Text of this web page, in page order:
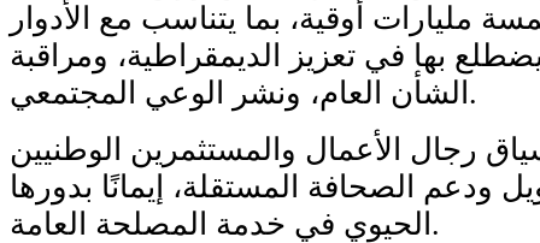
مليارات أوقية، بما يتناسب مع الأدوار
بها في تعزيز الديمقراطية، ومراقبة
الشأن العام، ونشر الوعي المجتمعي.
رجال الأعمال والمستثمرين الوطنيين
ودعم الصحافة المستقلة، إيمانًا بدورها
الحيوي في خدمة المصلحة العامة.